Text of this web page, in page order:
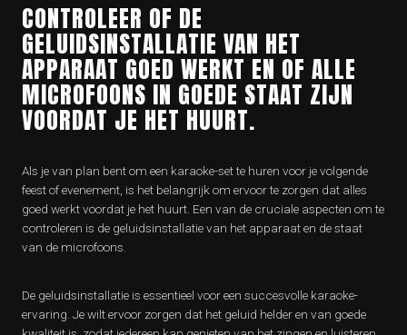
CONTROLEER OF DE
GELUIDSINSTALLATIE VAN HET
APPARAAT GOED WERKT EN OF ALLE
MICROFOONS IN GOEDE STAAT ZIJN
VOORDAT JE HET HUURT.
Als je van plan bent om een karaoke-set te huren voor je volgende
feest of evenement, is het belangrijk om ervoor te zorgen dat alles
goed werkt voordat je het huurt. Een van de cruciale aspecten om te
controleren is de geluidsinstallatie van het apparaat en de staat
van de microfoons.
De geluidsinstallatie is essentieel voor een succesvolle karaoke-
ervaring. Je wilt ervoor zorgen dat het geluid helder en van goede